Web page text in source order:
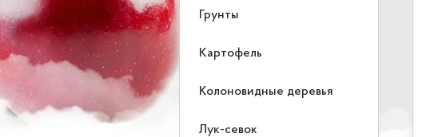
Грунты
Картофель
Колоновидные деревья
Лук-севок